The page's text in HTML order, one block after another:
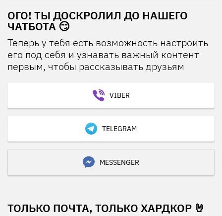
ОГО! ТЫ ДОСКРОЛИЛ ДО НАШЕГО
ЧАТБОТА 😏
Теперь у тебя есть возможность настроить
его под себя и узнавать важный контент
первым, чтобы рассказывать друзьям
VIBER
TELEGRAM
MESSENGER
ТОЛЬКО ПОЧТА, ТОЛЬКО ХАРДКОР 🤘